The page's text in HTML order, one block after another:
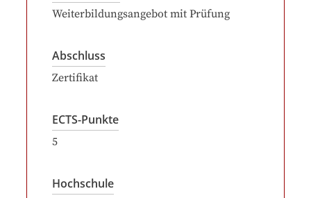
Weiterbildungsangebot mit Prüfung
Abschluss
Zertifikat
ECTS-Punkte
5
Hochschule